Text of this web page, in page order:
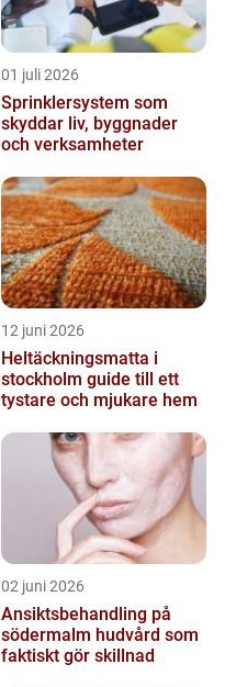
01 juli 2026
Sprinklersystem som
skyddar liv, byggnader
och verksamheter
12 juni 2026
Heltäckningsmatta i
stockholm guide till ett
tystare och mjukare hem
02 juni 2026
Ansiktsbehandling på
södermalm hudvård som
faktiskt gör skillnad